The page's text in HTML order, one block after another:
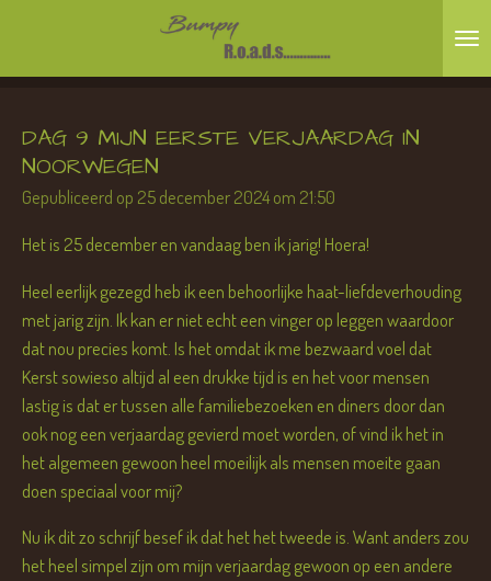
naar
hoofdinhoud
DAG 9 MIJN EERSTE VERJAARDAG IN
NOORWEGEN
Gepubliceerd op 25 december 2024 om 21:50
Het is 25 december en vandaag ben ik jarig! Hoera!
Heel eerlijk gezegd heb ik een behoorlijke haat-liefdeverhouding
met jarig zijn. Ik kan er niet echt een vinger op leggen waardoor
dat nou precies komt. Is het omdat ik me bezwaard voel dat
Kerst sowieso altijd al een drukke tijd is en het voor mensen
lastig is dat er tussen alle familiebezoeken en diners door dan
ook nog een verjaardag gevierd moet worden, of vind ik het in
het algemeen gewoon heel moeilijk als mensen moeite gaan
doen speciaal voor mij?
Nu ik dit zo schrijf besef ik dat het het tweede is. Want anders zou
het heel simpel zijn om mijn verjaardag gewoon op een andere